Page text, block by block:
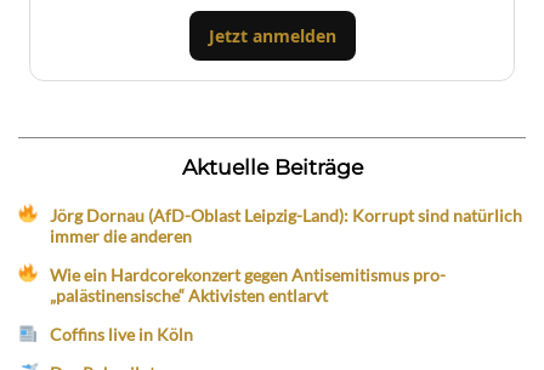
Jetzt anmelden
Aktuelle Beiträge
Jörg Dornau (AfD-Oblast Leipzig-Land): Korrupt sind natürlich
immer die anderen
Wie ein Hardcorekonzert gegen Antisemitismus pro-
„palästinensische“ Aktivisten entlarvt
Coffins live in Köln